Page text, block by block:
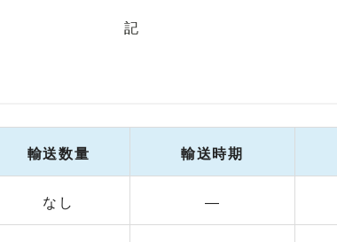
記
輸送数量 輸送時期
なし ―